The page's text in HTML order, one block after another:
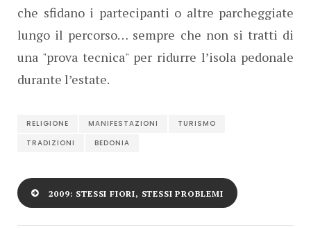
che sfidano i partecipanti o altre parcheggiate
lungo il percorso… sempre che non si tratti di
una "prova tecnica" per ridurre l’isola pedonale
durante l’estate.
RELIGIONE MANIFESTAZIONI
TURISMO
TRADIZIONI
BEDONIA
2009: STESSI FIORI, STESSI PROBLEMI